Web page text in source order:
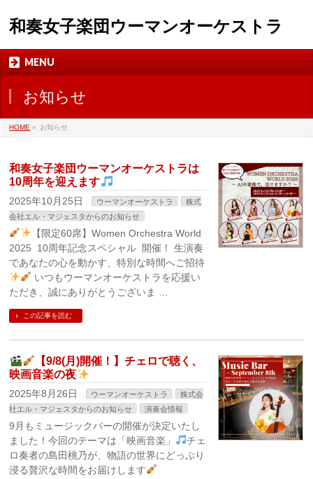
和奏女子楽団ウーマンオーケストラ
MENU
お知らせ
HOME » お知らせ
和奏女子楽団ウーマンオーケストラは
10周年を迎えます
2025年10月25日 ウーマンオーケストラ
株式
会社エル・マジェスタからのお知らせ
【限定60席】Women Orchestra World
2025 10周年記念スペシャル 開催！ 生演奏
であなたの心を動かす、特別な時間へご招待
いつもウーマンオーケストラを応援い
ただき、誠にありがとうございま …
この記事を読む
【9/8(月)開催！】チェロで聴く、
映画音楽の夜
2025年8月26日 ウーマンオーケストラ
株式会
社エル・マジェスタからのお知らせ
演奏会情報
9月もミュージックバーの開催が決定いたし
ました！今回のテーマは「映画音楽」
チェ
ロ奏者の島田桃乃が、物語の世界にどっぷり
浸る贅沢な時間をお届けします